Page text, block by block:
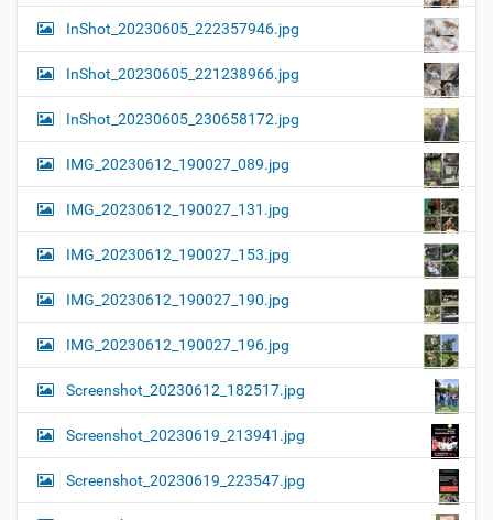
InShot_20230605_222357946.jpg
InShot_20230605_221238966.jpg
InShot_20230605_230658172.jpg
IMG_20230612_190027_089.jpg
IMG_20230612_190027_131.jpg
IMG_20230612_190027_153.jpg
IMG_20230612_190027_190.jpg
IMG_20230612_190027_196.jpg
Screenshot_20230612_182517.jpg
Screenshot_20230619_213941.jpg
Screenshot_20230619_223547.jpg